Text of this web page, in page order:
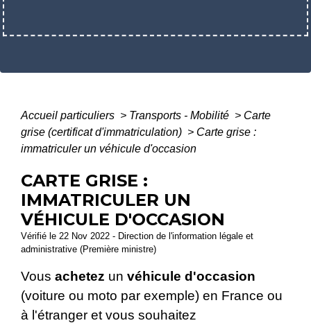
Accueil particuliers > Transports - Mobilité > Carte
grise (certificat d'immatriculation) > Carte grise :
immatriculer un véhicule d'occasion
CARTE GRISE :
IMMATRICULER UN
VÉHICULE D'OCCASION
Vérifié le 22 Nov 2022 - Direction de l'information légale et
administrative (Première ministre)
Vous achetez un véhicule d'occasion
(voiture ou moto par exemple) en France ou
à l'étranger et vous souhaitez